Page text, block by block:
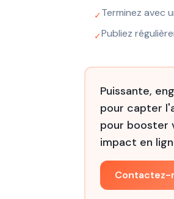
✓Terminez avec
✓Publiez
Puissante,
pour capter
pour booster
impact en
Contactez-